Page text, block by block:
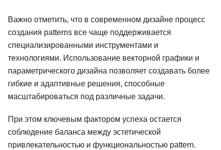
Важно отметить, что в современном дизайне процесс
создания patterns все чаще поддерживается
специализированными инструментами и
технологиями. Использование векторной графики и
параметрического дизайна позволяет создавать более
гибкие и адаптивные решения, способные
масштабироваться под различные задачи.
При этом ключевым фактором успеха остается
соблюдение баланса между эстетической
привлекательностью и функциональностью pattern.